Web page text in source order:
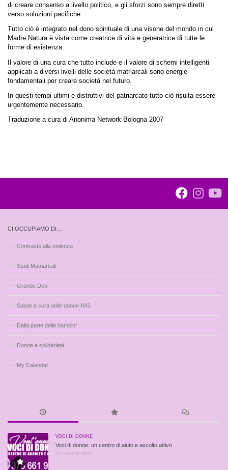
di creare consenso a livello politico, e gli sforzi sono sempre diretti
verso soluzioni pacifiche.
Tutto ciò è integrato nel dono spirituale di una visone del mondo in cui
Madre Natura è vista come creatrice di vita e generatrice di tutte le
forme di esistenza.
Il valore di una cura che tutto include e il valore di schemi intelligenti
applicati a diversi livelli delle società matriarcali sono energie
fondamentali per creare società nel futuro.
In questi tempi ultimi e distruttivi del patriarcato tutto ciò risulta essere
urgentemente necessario.
Traduzione a cura di Anonima Network Bologna 2007
CI OCCUPIAMO DI…
Contrasto alla violenza
Studi Matriarcali
Grande Dea
Salute e cura delle donne-IVG
Dalla parte delle bambin*
Donne e solidarietà
My Calendar
VOCI DI DONNE
Voci di donne: un centro di aiuto e ascolto attivo
22 LUGLIO 2026